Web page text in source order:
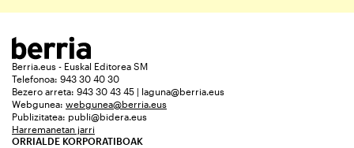
Berria.eus - Euskal Editorea SM
Telefonoa: 943 30 40 30
Bezero arreta: 943 30 43 45 | laguna@berria.eus
Webgunea: webgunea@berria.eus
Publizitatea: publi@bidera.eus
Harremanetan jarri
ORRIALDE KORPORATIBOAK